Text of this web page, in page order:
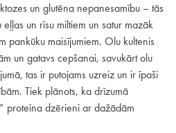
un glutēna nepanesamību – tās
un rīsu miltiem un satur mazāk
pankūku maisījumiem. Olu kultenis
un gatavs cepšanai, savukārt olu
tas ir putojams uzreiz un ir īpaši
Tiek plānots, ka drīzumā
proteīna dzērieni ar dažādām